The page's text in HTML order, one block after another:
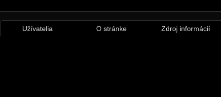
Užívatelia O stránke Zdroj informácií